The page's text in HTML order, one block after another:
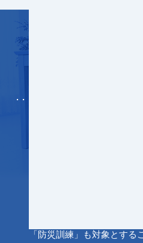
対象となる活動
ACTIVE!!マンション応
各マンション管理
防災意識の高ま
コミュニティ活動の活
防災、防犯にも重
「防災訓練」も対象とする